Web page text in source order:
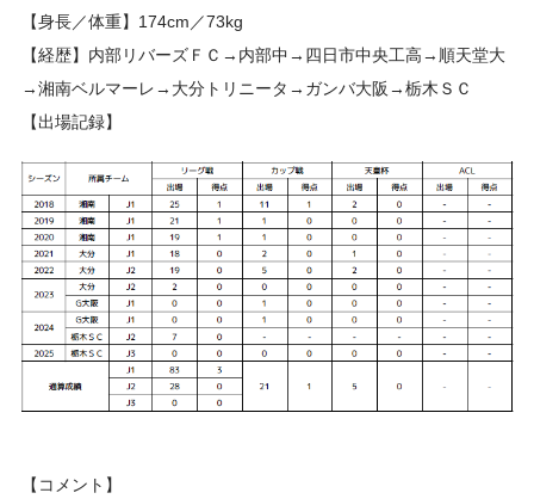
【身長／体重】174cm／73kg
【経歴】内部リバーズＦＣ→内部中→四日市中央工高→順天堂大
→湘南ベルマーレ→大分トリニータ→ガンバ大阪→栃木ＳＣ
【出場記録】
【コメント】